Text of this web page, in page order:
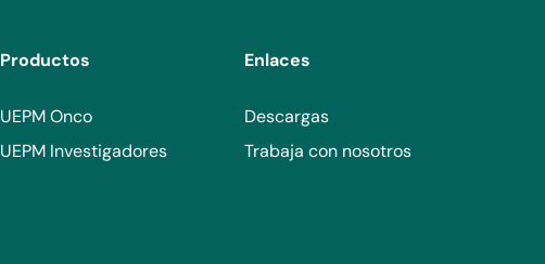
Productos
UEPM Onco
UEPM Investigadores
Enlaces
Descargas
Trabaja con nosotros